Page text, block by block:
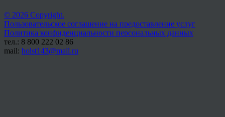
© 2026 Copyright.
Пользовательское соглашение на предоставление услуг
Политика конфиденциальности персональных данных
тел.: 8 800 222 02 86
mail: holst143@mail.ru